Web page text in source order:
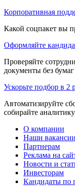
Корпоративная
Какой соцпакет вы
Оформляйте
Проверяйте
документы без
Ускорьте подбор в 2
Автоматизируйте
собирайте
О компании
Наши вакансии
Партнерам
Реклама на
Новости и
Инвесторам
Кандидаты по